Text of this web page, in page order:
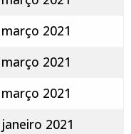
2021
2021
2021
2021